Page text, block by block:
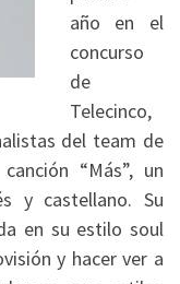
año en el
concurso
de
Telecinco,
del team de
“Más”, un
y castellano. Su
en su estilo soul
y hacer ver a